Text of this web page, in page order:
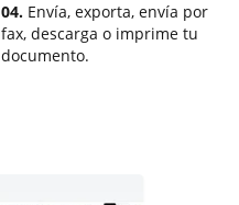
04. Envía, exporta, envía por
fax, descarga o imprime tu
documento.